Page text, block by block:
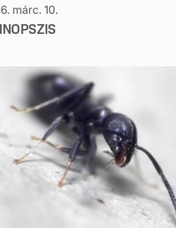
márc. 10.